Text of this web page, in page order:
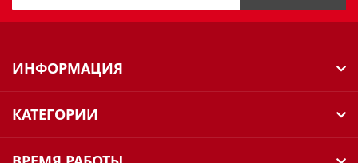
ИНФОРМАЦИЯ
КАТЕГОРИИ